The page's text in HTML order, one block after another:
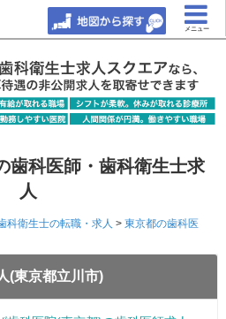
メニュー
歯科医師・歯科衛生士求
人
科衛生士の転職・求人 > 東京都の歯科医
(東京都立川市)